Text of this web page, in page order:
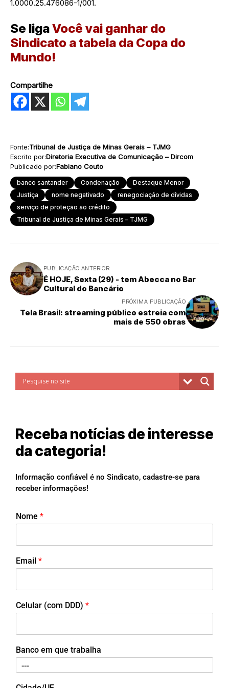
1.0000.25.476086-1/001.
Se ligaVocê vai ganhar do
Sindicato a tabela da Copa do
Mundo!
Compartilhe
Fonte:Tribunal de Justiça de Minas Gerais – TJMG
Escrito por:Diretoria Executiva de Comunicação – Dircom
Publicado por:Fabiano Couto
banco santander Condenação
Destaque Menor
Justiça
nome negativado
renegociação de dívidas
serviço de proteção ao crédito
Tribunal de Justiça de Minas Gerais – TJMG
PUBLICAÇÃO ANTERIOR
É HOJE, Sexta (29) - tem Abecca no Bar
Cultural do Bancário
PRÓXIMA PUBLICAÇÃO
Tela Brasil: streaming público estreia com
mais de 550 obras
Receba notícias de interesse
da categoria!
Informação confiável é no Sindicato, cadastre-se para
receber informações!
Nome *
Email *
Celular (com DDD) *
Banco em que trabalha